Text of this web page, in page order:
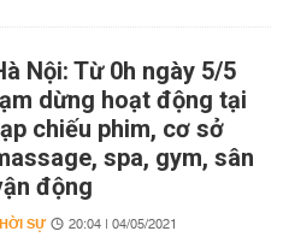
Nội: Từ 0h ngày 5/5
dừng hoạt động tại
chiếu phim, cơ sở
spa, gym, sân
động
SỰ 20:04 | 04/05/2021